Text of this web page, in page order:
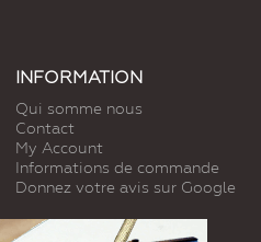
INFORMATION
Qui somme nous
Contact
My Account
Informations de commande
Donnez votre avis sur Google